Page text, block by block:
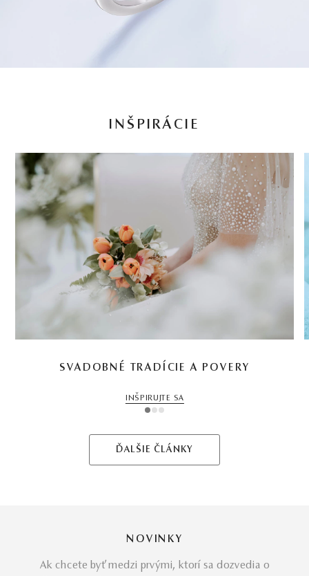
INŠPIRÁCIE
SVADOBNÉ TRADÍCIE A POVERY
INŠPIRUJTE SA
1 2 3
ĎALŠIE ČLÁNKY
NOVINKY
Ak chcete byť medzi prvými, ktorí sa dozvedia o